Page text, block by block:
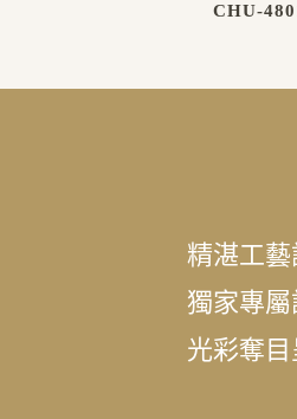
CHU-
精湛工藝
獨家專屬
光彩奪